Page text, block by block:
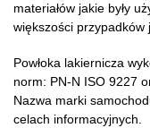
materiałów jakie były
większości przypadków
Powłoka lakiernicza
norm: PN-N ISO 9227
Nazwa marki
celach informacyjnych.